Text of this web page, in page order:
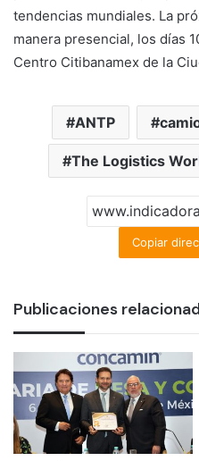
tendencias mundiales. La
manera presencial, los días
Centro Citibanamex de la
ANTP
The Logistics
Copiar
Publicaciones